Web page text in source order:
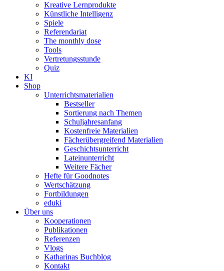
Kreative Lernprodukte
Künstliche Intelligenz
Spiele
Referendariat
The monthly dose
Tools
Vertretungsstunde
Quiz
KI
Shop
Unterrichtsmaterialien
Bestseller
Sortierung nach Themen
Schuljahresanfang
Kostenfreie Materialien
Fächerübergreifend Materialien
Geschichtsunterricht
Lateinunterricht
Weitere Fächer
Hefte für Goodnotes
Wertschätzung
Fortbildungen
eduki
Über uns
Kooperationen
Publikationen
Referenzen
Vlogs
Katharinas Buchblog
Kontakt